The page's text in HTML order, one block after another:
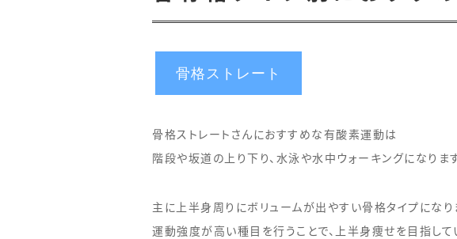
骨格ストレート
骨格ストレートさんにおすすめな有酸素運動は
階段や坂道の上り下り、水泳や水中ウォーキングになります
主に上半身周りにボリュームが出やすい骨格タイプになり
運動強度が高い種目を行うことで、上半身痩せを目指して